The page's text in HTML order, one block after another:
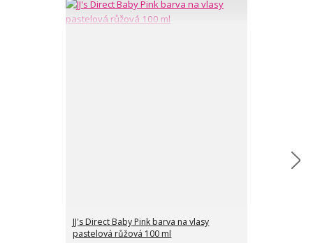
JJ's Direct Baby Pink barva na vlasy
pastelová růžová 100 ml